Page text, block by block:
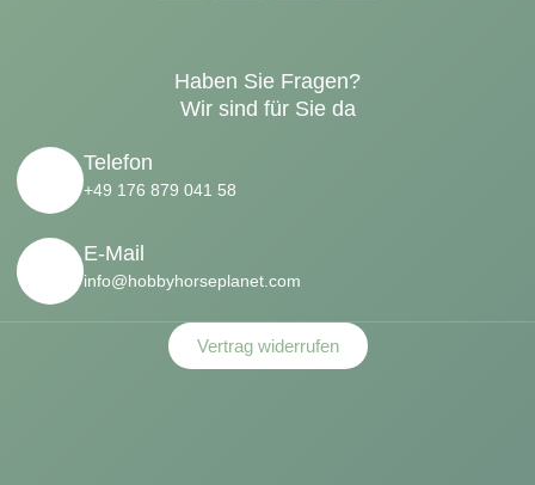
Haben Sie Fragen?
Wir sind für Sie da
Telefon
+49 176 879 041 58
E-Mail
info@hobbyhorseplanet.com
Vertrag widerrufen